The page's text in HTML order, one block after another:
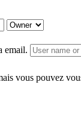
email.
vous pouvez